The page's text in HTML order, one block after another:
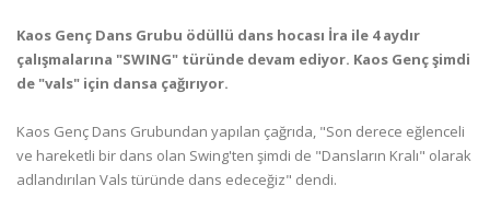
Kaos Genç Dans Grubu ödüllü dans hocası İra ile 4 aydır
çalışmalarına "SWING" türünde devam ediyor. Kaos Genç şimdi
de "vals" için dansa çağırıyor.
Kaos Genç Dans Grubundan yapılan çağrıda, "Son derece eğlenceli
ve hareketli bir dans olan Swing'ten şimdi de "Dansların Kralı" olarak
adlandırılan Vals türünde dans edeceğiz" dendi.